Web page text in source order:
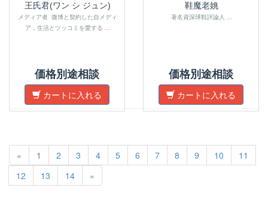
王氏君(ワン シ ジュン)
メディア者 微博と契約した自メディ
ア，生活とツッコミを愛する ...
価格別途相談
カートに入れる
鞋魔老姚
著名資深球鞋評論人 ...
価格別途相談
カートに入れる
« 1 2 3 4 5 6 7 8 9 10
11
12
13 14 »